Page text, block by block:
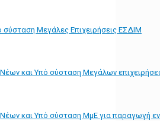
σύσταση Μεγάλες Επιχειρήσεις ΕΣΔΙΜ
Νέων και Υπό σύσταση Μεγάλων
Νέων και Υπό σύσταση ΜμΕ για παραγωγή